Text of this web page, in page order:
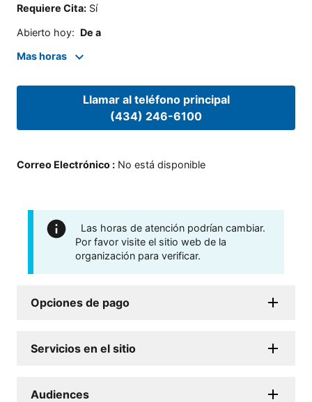
Requiere Cita: Sí
Abierto hoy: De a
Mas horas
Llamar al teléfono principal
(434) 246-6100
Correo Electrónico : No está disponible
Las horas de atención podrían cambiar.
Por favor visite el sitio web de la
organización para verificar.
Opciones de pago
Servicios en el sitio
Audiences